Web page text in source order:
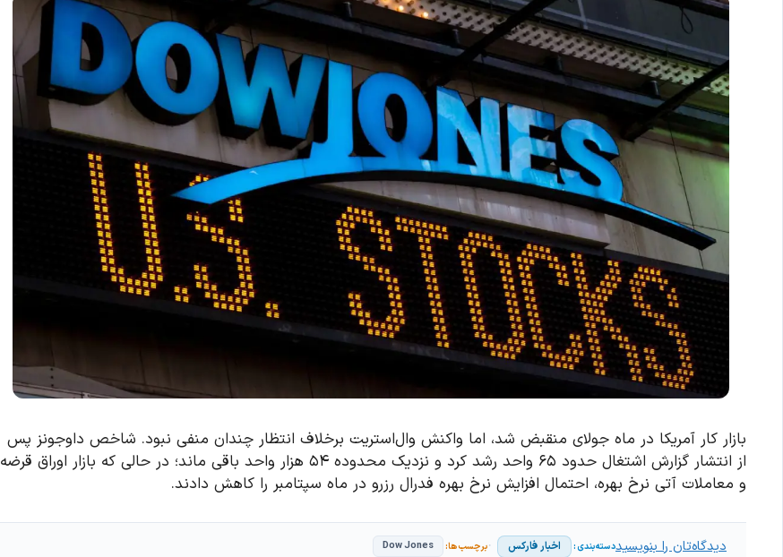
بازار کار آمریکا در ماه جولای منقبض شد، اما واکنش وال‌استریت برخلاف انتظار چندان منفی نبود. شاخص داوجونز پس
از انتشار گزارش اشتغال حدود ۶۵ واحد رشد کرد و نزدیک محدوده ۵۴ هزار واحد باقی ماند؛ در حالی که بازار اوراق قرضه
و معاملات آتی نرخ بهره، احتمال افزایش نرخ بهره فدرال رزرو در ماه سپتامبر را کاهش دادند.
اخبار فارکس Dow Jones دیدگاه‌تان را بنویسید